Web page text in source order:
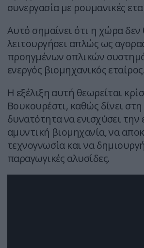
συνεργασία με ρουμανικές
Αυτό σημαίνει ότι η χώρα δεν
λειτουργήσει απλώς ως
προηγμένων οπλικών
ενεργός βιομηχανικός εταίρος.
Η εξέλιξη αυτή θεωρείται
Βουκουρέστι, καθώς δίνει
δυνατότητα να ενισχύσει την
αμυντική βιομηχανία, να
τεχνογνωσία και να
παραγωγικές αλυσίδες.